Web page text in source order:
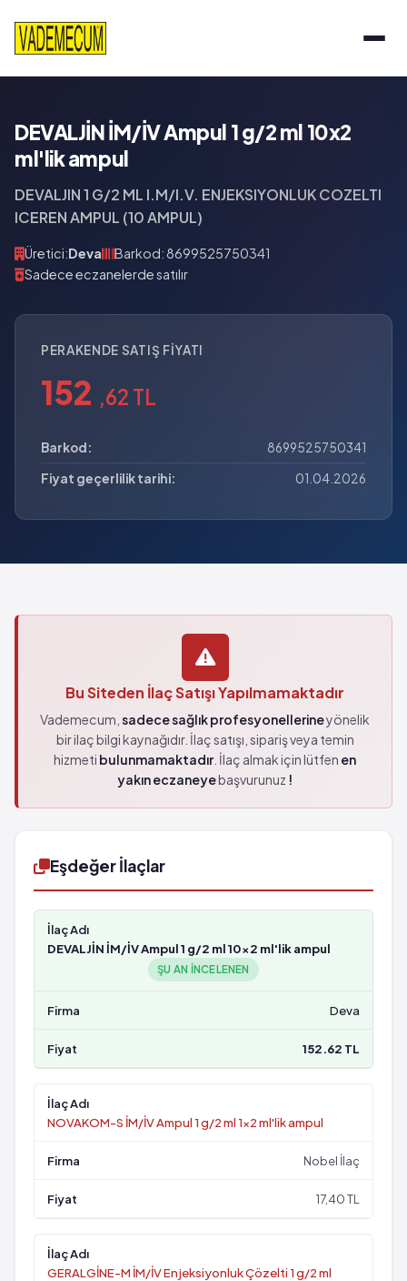
DEVALJİN İM/İV Ampul 1 g/2 ml 10x2
ml'lik ampul
DEVALJIN 1 G/2 ML I.M/I.V. ENJEKSIYONLUK COZELTI
ICEREN AMPUL (10 AMPUL)
Üretici:Deva
Barkod: 8699525750341
Sadece eczanelerde satılır
PERAKENDE SATIŞ FIYATI
152 ,62 TL
Barkod:
8699525750341
Fiyat geçerlilik tarihi:
01.04.2026
Bu Siteden İlaç Satışı Yapılmamaktadır
Vademecum, sadece sağlık profesyonellerineyönelik
bir ilaç bilgi kaynağıdır. İlaç satışı, sipariş veya temin
hizmeti bulunmamaktadır. İlaç almak için lütfen en
yakın eczaneyebaşvurunuz !
Eşdeğer İlaçlar
DEVALJİN İM/İV Ampul 1 g/2 ml 10x2 ml'lik ampul
ŞU AN INCELENEN
Deva
152.62 TL
NOVAKOM-S İM/İV Ampul 1 g/2 ml 1x2 ml'lik ampul
Nobel İlaç
17,40 TL
GERALGİNE-M İM/İV Enjeksiyonluk Çözelti 1 g/2 ml